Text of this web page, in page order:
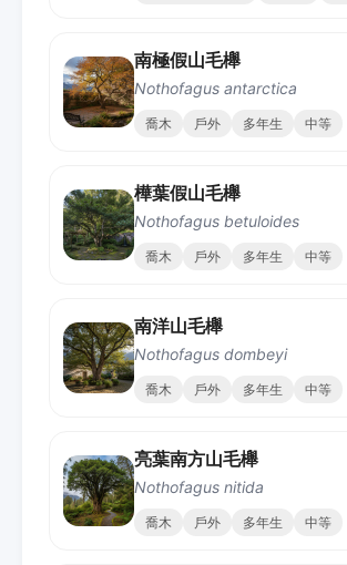
南極假山毛櫸
Nothofagus antarctica
喬木 戶外 多年生 中等
樺葉假山毛櫸
Nothofagus betuloides
喬木 戶外 多年生 中等
南洋山毛櫸
Nothofagus dombeyi
喬木 戶外 多年生 中等
亮葉南方山毛櫸
Nothofagus nitida
喬木 戶外 多年生 中等